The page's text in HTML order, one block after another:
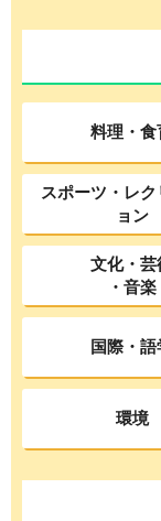
料理・食
スポーツ・レ
ョン
文化・芸
・音楽
国際・語
環境